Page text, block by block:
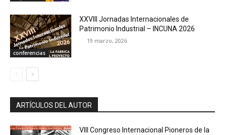
conferencias
XXVIII Jornadas Internacionales de
Patrimonio Industrial – INCUNA 2026
19 marzo, 2026
ARTÍCULOS DEL AUTOR
VIII Congreso Internacional Pioneros de la